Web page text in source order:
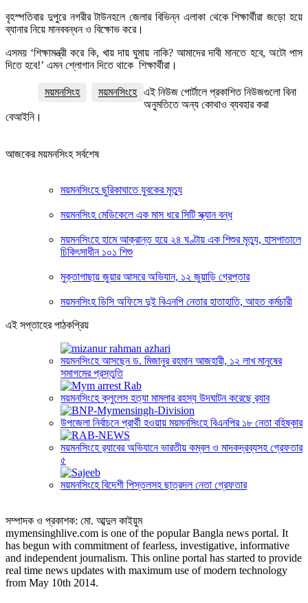
বৃহস্পতিবার দুপুরে নগরীর টাউনহলে জেলার বিভিন্ন এলাকা থেকে শিক্ষার্থীরা জড়ো হয়ে
ব্যানার নিয়ে মানববন্ধন ও বিক্ষোভ করে।
এসময় ‘শিক্ষামন্ত্রী করে কি, খায় দায় ঘুমায় নাকি? আমাদের দাবী মানতে হবে, অটো পাস
দিতে হবে!’ এমন শ্লোগান দিতে থাকে শিক্ষার্থীরা।
ময়মনসিংহ ময়মনসিংহে এই নিউজ পোর্টালে প্রকাশিত নিউজগুলো বিনা
অনুমতিতে অন্য কোথাও ব্যবহার করা
বেআইনি।
আজকের ময়মনসিংহ সর্বশেষ
ময়মনসিংহে ছুরিকাঘাতে যুবকের মৃত্যু
ময়মনসিংহ মেডিকেলে এক মাস ধরে সিটি স্ক্যান বন্ধ
ময়মনসিংহে হামে আক্রান্ত হয়ে ২৪ ঘণ্টায় এক শিশুর মৃত্যু, হাসপাতালে
চিকিৎসাধীন ১০১ শিশু
মুক্তাগাছায় জুয়ার আসরে অভিযান, ১২ জুয়াড়ি গ্রেপ্তার
ময়মনসিংহ ডিসি অফিসে দুই বিএনপি নেতার হাতাহাতি, আহত কর্মচারী
এই সপ্তাহের পাঠকপ্রিয়
ময়মনসিংহে আসছেন ড. মিজানুর রহমান আজহারী, ১২ লাখ মানুষের
সমাগমের প্রস্তুতি
ময়মনসিংহে ক্লুলেস হত্যা মামলার রহস্য উদঘাটন করেছে র‍্যাব
উপজেলা নির্বাচনে প্রার্থী হওয়ায় ময়মনসিংহে বিএনপির ১৮ নেতা বহিষ্কার
ময়মনসিংহে র‍্যাবের অভিযানে ভারতীয় কম্বল ও মাদকদ্রব্যসহ গ্রেফতার
৫
ময়মনসিংহে বিদেশী পিস্তলসহ ছাত্রদল নেতা গ্রেফতার
সম্পাদক ও প্রকাশক: মো. আব্দুল কাইয়ুম
mymensinghlive.com is one of the popular Bangla news portal. It
has begun with commitment of fearless, investigative, informative
and independent journalism. This online portal has started to provide
real time news updates with maximum use of modern technology
from May 10th 2014.